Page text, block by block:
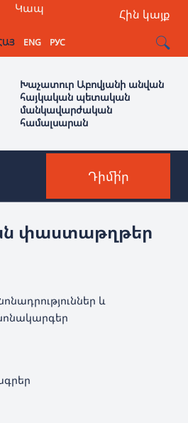
Հին կայք
Կապ
ENG РУС
Խաչատուր Աբովյանի անվան
հայկական պետական
մանկավարժական
համալսարան
Դիմի՛ր
փաստաթղթեր
և